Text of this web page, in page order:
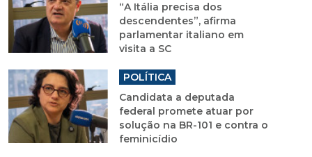
“A Itália precisa dos
descendentes”, afirma
parlamentar italiano em
visita a SC
POLÍTICA
Candidata a deputada
federal promete atuar por
solução na BR-101 e contra o
feminicídio